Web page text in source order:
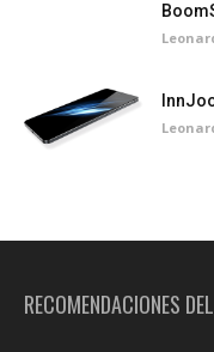
RECOMENDACIONES